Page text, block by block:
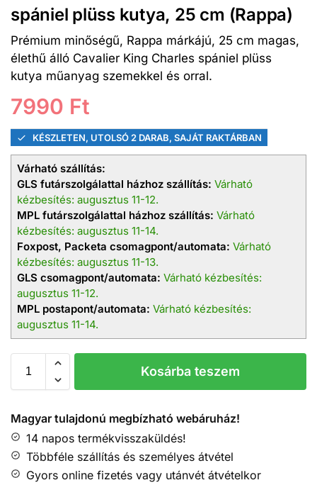
spániel plüss kutya, 25 cm (Rappa)
Prémium minőségű, Rappa márkájú, 25 cm magas,
élethű álló Cavalier King Charles spániel plüss
kutya műanyag szemekkel és orral.
7990 Ft
KÉSZLETEN, UTOLSÓ 2 DARAB, SAJÁT RAKTÁRBAN
Várható szállítás:
GLS futárszolgálattal házhoz szállítás: Várható
kézbesítés: augusztus 11-12.
MPL futárszolgálattal házhoz szállítás: Várható
kézbesítés: augusztus 11-14.
Foxpost, Packeta csomagpont/automata: Várható
kézbesítés: augusztus 11-13.
GLS csomagpont/automata: Várható kézbesítés:
augusztus 11-12.
MPL postapont/automata: Várható kézbesítés:
augusztus 11-14.
Kosárba teszem
Magyar tulajdonú megbízható webáruház!
14 napos termékvisszaküldés!
Többféle szállítás és személyes átvétel
Gyors online fizetés vagy utánvét átvételkor